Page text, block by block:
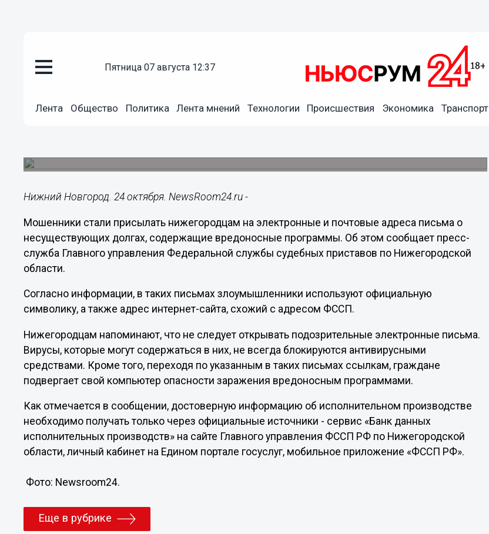
пятница 07 августа 12:37
Лента Общество Политика Лента мнений Технологии Происшествия Экономика Транспорт
Мошенники обманывают нижегородцев, рассылая письма
Нижний Новгород. 24 октября. NewsRoom24.ru -
Мошенники стали присылать нижегородцам на электронные и почтовые адреса письма о
несуществующих долгах, содержащие вредоносные программы. Об этом сообщает пресс-
служба Главного управления Федеральной службы судебных приставов по Нижегородской
области.
Согласно информации, в таких письмах злоумышленники используют официальную
символику, а также адрес интернет-сайта, схожий с адресом ФССП.
Нижегородцам напоминают, что не следует открывать подозрительные электронные письма.
Вирусы, которые могут содержаться в них, не всегда блокируются антивирусными
средствами. Кроме того, переходя по указанным в таких письмах ссылкам, граждане
подвергает свой компьютер опасности заражения вредоносным программами.
Как отмечается в сообщении, достоверную информацию об исполнительном производстве
необходимо получать только через официальные источники - сервис «Банк данных
исполнительных производств» на сайте Главного управления ФССП РФ по Нижегородской
области, личный кабинет на Едином портале госуслуг, мобильное приложение «ФССП РФ».
Фото: Newsroom24.
Еще в рубрике